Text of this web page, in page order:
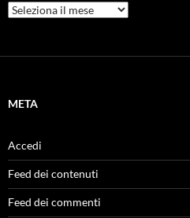
Archivi
META
Accedi
Feed dei contenuti
Feed dei commenti